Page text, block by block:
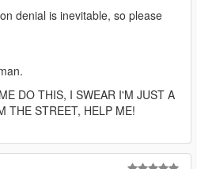
denial is inevitable, so please
DO THIS, I SWEAR I'M JUST A
THE STREET, HELP ME!